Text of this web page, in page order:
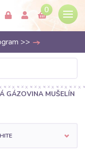
0
>>
GÁZOVINA MUŠELÍN